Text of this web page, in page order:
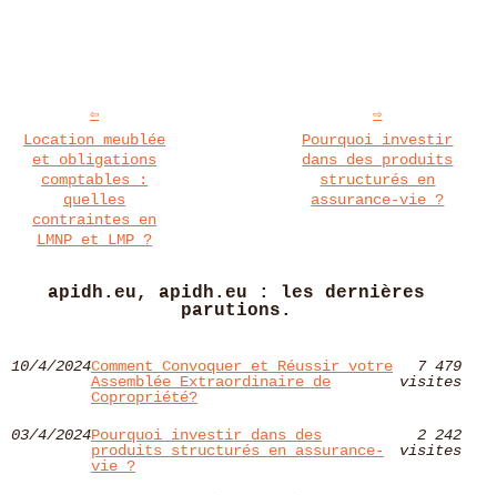
Location meublée
et obligations
comptables :
quelles
contraintes en
LMNP et LMP ?
Pourquoi investir
dans des produits
structurés en
assurance-vie ?
apidh.eu, apidh.eu : les dernières
parutions.
10/4/2024Comment Convoquer et Réussir votre
Assemblée Extraordinaire de
Copropriété?
7 479
visites
03/4/2024Pourquoi investir dans des
produits structurés en assurance-
vie ?
2 242
visites